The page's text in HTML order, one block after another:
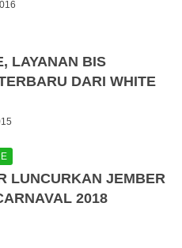
LAYANAN BIS
DARI WHITE
LUNCURKAN JEMBER
2018